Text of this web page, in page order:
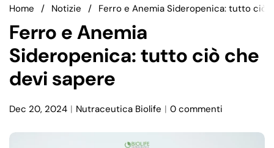
Home / Notizie / Ferro e Anemia Sideropenica: tutto ciò
Ferro e Anemia
Sideropenica: tutto ciò che
devi sapere
Dec 20, 2024 Nutraceutica Biolife 0 commenti